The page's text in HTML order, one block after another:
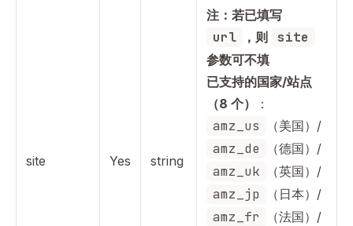
site Yes string
注：若已填写
url ，则 site
参数可不填
已支持的国家/站点
（8 个）
：
amz_us （美国）/
amz_de （德国）/
amz_uk （英国）/
amz_jp （日本）/
amz_fr （法国）/